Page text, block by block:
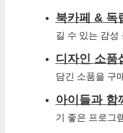
북카페 & 독
길 수 있는 감성
디자인 소품
담긴 소품을 구
아이들과 함
기 좋은 프로그